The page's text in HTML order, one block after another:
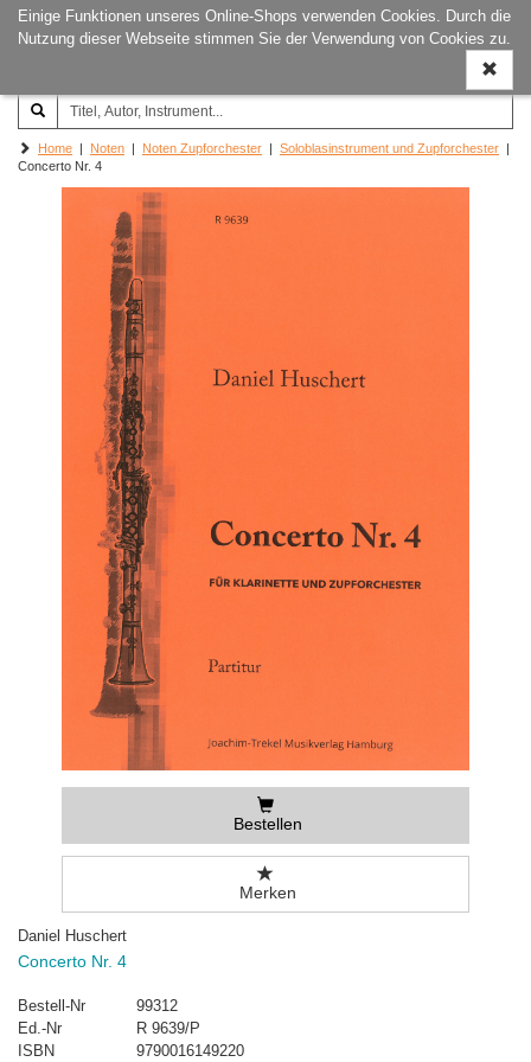
Einige Funktionen unseres Online-Shops verwenden Cookies. Durch die
Nutzung dieser Webseite stimmen Sie der Verwendung von Cookies zu.
ein-/
Joachim‐Trekel‐Musikverlag,
Hamburg
Home | Noten | Noten Zupforchester | Soloblasinstrument und Zupforchester |
Concerto Nr. 4
Bestellen
Merken
Daniel Huschert
Concerto Nr. 4
Bestell-Nr
99312
Ed.-Nr
R 9639/P
ISBN
9790016149220